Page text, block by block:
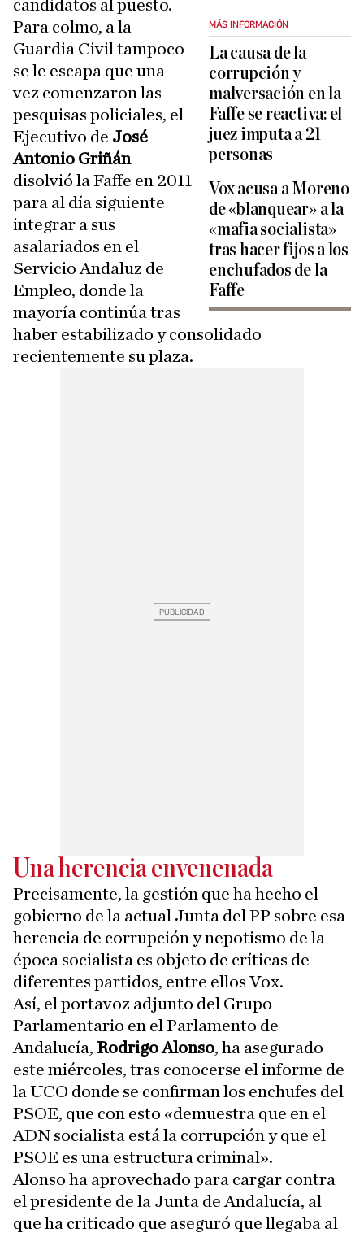
candidatos al puesto.
MÁS INFORMACIÓN
La causa de la
corrupción y
malversación en la
Faffe se reactiva: el
juez imputa a 21
personas
Vox acusa a Moreno
de «blanquear» a la
«mafia socialista»
tras hacer fijos a los
enchufados de la
Faffe
Para colmo, a la
Guardia Civil tampoco
se le escapa que una
vez comenzaron las
pesquisas policiales, el
Ejecutivo de José
Antonio Griñán
disolvió la Faffe en 2011
para al día siguiente
integrar a sus
asalariados en el
Servicio Andaluz de
Empleo, donde la
mayoría continúa tras
haber estabilizado y consolidado
recientemente su plaza.
Una herencia envenenada
Precisamente, la gestión que ha hecho el
gobierno de la actual Junta del PP sobre esa
herencia de corrupción y nepotismo de la
época socialista es objeto de críticas de
diferentes partidos, entre ellos Vox.
Así, el portavoz adjunto del Grupo
Parlamentario en el Parlamento de
Andalucía, Rodrigo Alonso, ha asegurado
este miércoles, tras conocerse el informe de
la UCO donde se confirman los enchufes del
PSOE, que con esto «demuestra que en el
ADN socialista está la corrupción y que el
PSOE es una estructura criminal».
Alonso ha aprovechado para cargar contra
el presidente de la Junta de Andalucía, al
que ha criticado que aseguró que llegaba al